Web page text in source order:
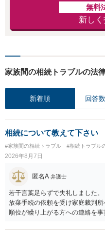
無料
新し
家族間の相続トラブルの法
新着順 回答
相続について教えて下さい
#家族間の相続トラブル #相続トラブル
2026年8月7日
匿名A 弁護士
若干言葉足らずで失礼しました
放棄手続の依頼を受け家庭裁判
順位が繰り上がる方への連絡を
できない、という意味でした。